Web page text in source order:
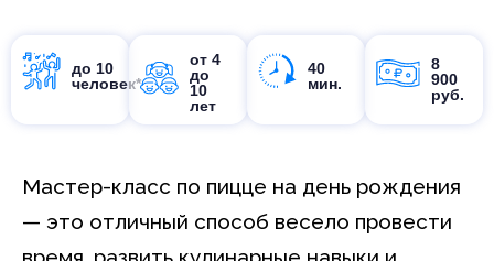
до 10
человек*
от 4
до
10
лет
40
мин.
8
900
руб.
Мастер-класс по пицце на день рождения
— это отличный способ весело провести